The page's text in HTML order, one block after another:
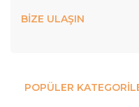
BİZE ULAŞIN
POPÜLER